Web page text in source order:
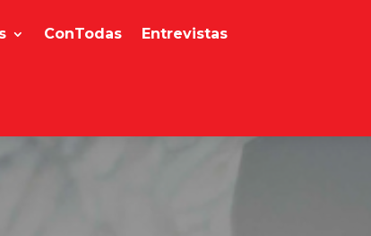
ConTodas Entrevistas